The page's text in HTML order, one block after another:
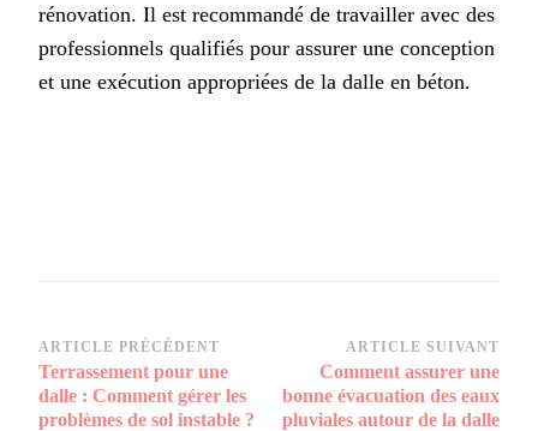
rénovation. Il est recommandé de travailler avec des
professionnels qualifiés pour assurer une conception
et une exécution appropriées de la dalle en béton.
Navigation
d’article
ARTICLE PRÉCÉDENT
Terrassement pour une
dalle : Comment gérer les
problèmes de sol instable ?
ARTICLE SUIVANT
Comment assurer une
bonne évacuation des eaux
pluviales autour de la dalle